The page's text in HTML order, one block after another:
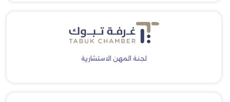
لجنة المهن الاستشارية